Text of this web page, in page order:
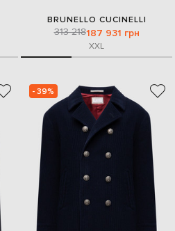
BRUNELLO CUCINELLI
313 218187 931 грн
XXL
- 39%